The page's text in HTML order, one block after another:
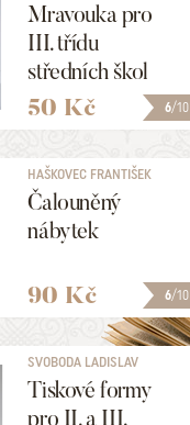
6/10
Mravouka pro
III. třídu
středních škol
50 Kč
6/10
HAŠKOVEC FRANTIŠEK
Čalouněný
nábytek
90 Kč
SVOBODA LADISLAV
Tiskové formy
pro II. a III.